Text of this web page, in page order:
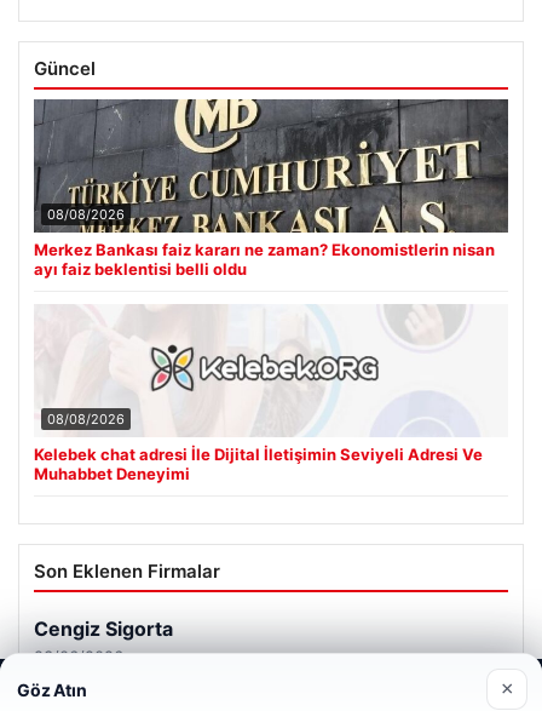
Güncel
08/08/2026
Merkez Bankası faiz kararı ne zaman? Ekonomistlerin nisan
ayı faiz beklentisi belli oldu
08/08/2026
Kelebek chat adresi İle Dijital İletişimin Seviyeli Adresi Ve
Muhabbet Deneyimi
Son Eklenen Firmalar
Cengiz Sigorta
23/06/2026
Web sitemizi nasıl kullandığınızı daha iyi anlayabilmek,
Göz Atın ×